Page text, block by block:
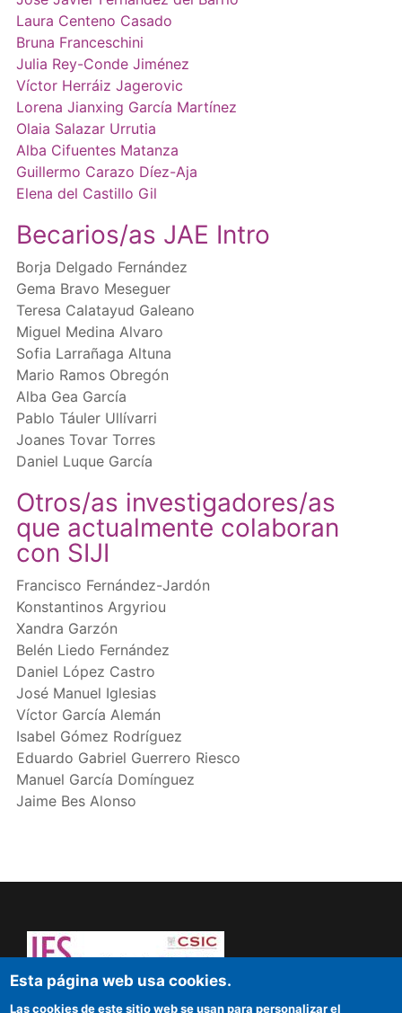
Laura Centeno Casado
Bruna Franceschini
Julia Rey-Conde Jiménez
Víctor Herráiz Jagerovic
Lorena Jianxing García Martínez
Olaia Salazar Urrutia
Alba Cifuentes Matanza
Guillermo Carazo Díez-Aja
Elena del Castillo Gil
Becarios/as JAE Intro
Borja Delgado Fernández
Gema Bravo Meseguer
Teresa Calatayud Galeano
Miguel Medina Alvaro
Sofia Larrañaga Altuna
Mario Ramos Obregón
Alba Gea García
Pablo Táuler Ullívarri
Joanes Tovar Torres
Daniel Luque García
Otros/as investigadores/as
que actualmente colaboran
con SIJI
Francisco Fernández-Jardón
Konstantinos Argyriou
Xandra Garzón
Belén Liedo Fernández
Daniel López Castro
José Manuel Iglesias
Víctor García Alemán
Isabel Gómez Rodríguez
Eduardo Gabriel Guerrero Riesco
Manuel García Domínguez
Jaime Bes Alonso
¡Atrévete a pensar! Sapere aude
Esta página web usa cookies.
Las cookies de este sitio web se usan para personalizar el